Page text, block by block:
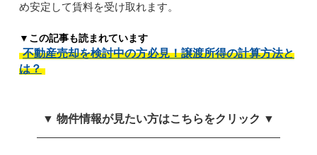
め安定して賃料を受け取れます。
▼この記事も読まれています
不動産売却を検討中の方必見！譲渡所得の計算方法と
は？
▼ 物件情報が見たい方はこちらをクリック ▼